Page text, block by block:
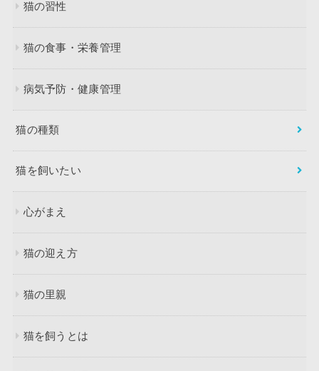
猫の習性
猫の食事・栄養管理
病気予防・健康管理
猫の種類
猫を飼いたい
心がまえ
猫の迎え方
猫の里親
猫を飼うとは